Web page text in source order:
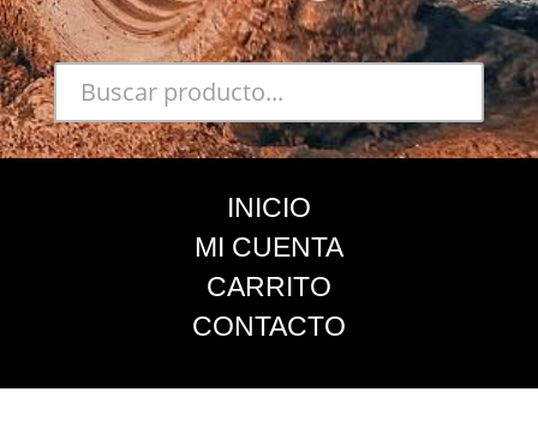
INICIO
MI CUENTA
CARRITO
CONTACTO